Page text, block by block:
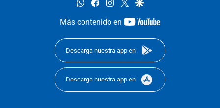
Más contenido en
youtube-
Descarga nuestra app en
Descarga nuestra app en